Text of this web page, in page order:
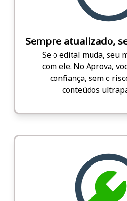
Sempre atualizado,
Se o edital muda, seu
com ele. No Aprova,
confiança, sem o
conteúdos